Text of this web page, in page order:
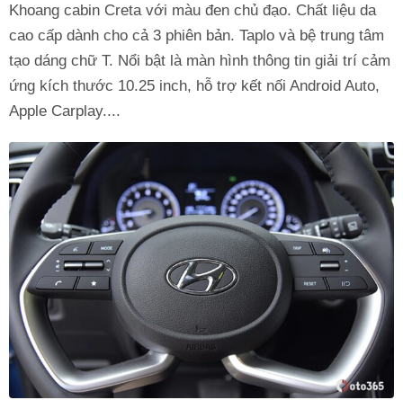
Khoang cabin Creta với màu đen chủ đạo. Chất liệu da
cao cấp dành cho cả 3 phiên bản. Taplo và bệ trung tâm
tạo dáng chữ T. Nổi bật là màn hình thông tin giải trí cảm
ứng kích thước 10.25 inch, hỗ trợ kết nối Android Auto,
Apple Carplay....